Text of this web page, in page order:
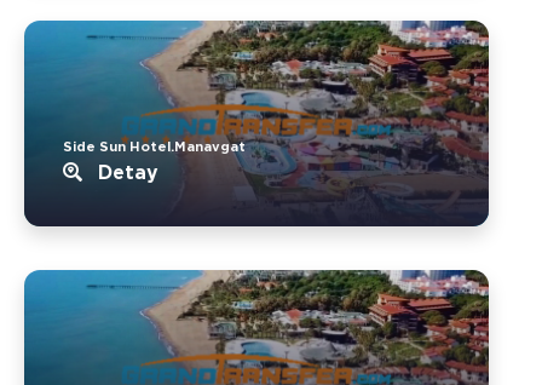
Side Sun Hotel.Manavgat
Detay